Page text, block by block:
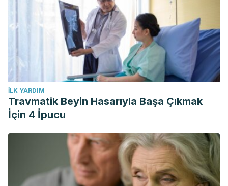
İLK YARDIM
Travmatik Beyin Hasarıyla Başa Çıkmak
İçin 4 İpucu